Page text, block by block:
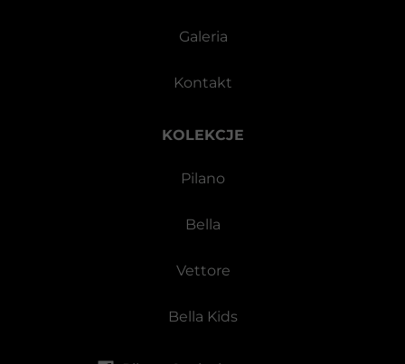
KOLEKCJE
Pilano
Bella
Vettore
Bella Kids
Galeria
Kontakt